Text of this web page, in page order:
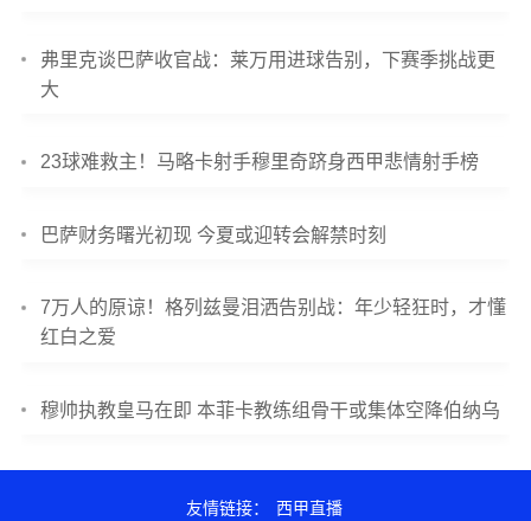
弗里克谈巴萨收官战：莱万用进球告别，下赛季挑战更
大
23球难救主！马略卡射手穆里奇跻身西甲悲情射手榜
巴萨财务曙光初现 今夏或迎转会解禁时刻
7万人的原谅！格列兹曼泪洒告别战：年少轻狂时，才懂
红白之爱
穆帅执教皇马在即 本菲卡教练组骨干或集体空降伯纳乌
友情链接： 西甲直播